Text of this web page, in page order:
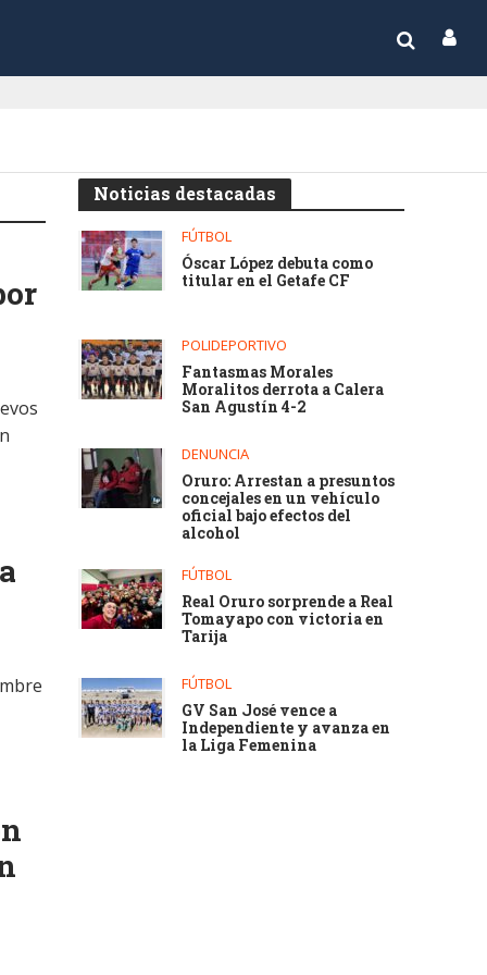
Noticias destacadas
FÚTBOL
Óscar López debuta como
titular en el Getafe CF
POLIDEPORTIVO
Fantasmas Morales
Moralitos derrota a Calera
San Agustín 4-2
DENUNCIA
Oruro: Arrestan a presuntos
concejales en un vehículo
oficial bajo efectos del
alcohol
FÚTBOL
Real Oruro sorprende a Real
Tomayapo con victoria en
Tarija
FÚTBOL
GV San José vence a
Independiente y avanza en
la Liga Femenina